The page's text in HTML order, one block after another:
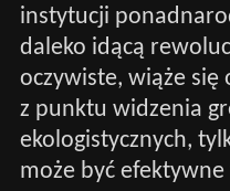
instytucji
daleko idącą
oczywiste, wiąże się
z punktu widzenia
ekologistycznych,
może być